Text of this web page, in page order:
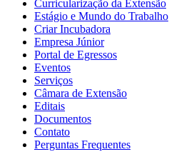
Curricularização da Extensão
Estágio e Mundo do Trabalho
Criar Incubadora
Empresa Júnior
Portal de Egressos
Eventos
Serviços
Câmara de Extensão
Editais
Documentos
Contato
Perguntas Frequentes